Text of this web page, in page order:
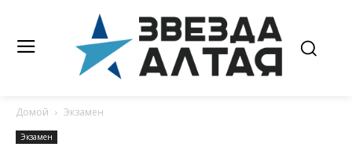
Домой Экзамен
Экзамен